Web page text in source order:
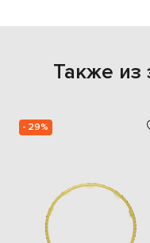
Также из
- 29%